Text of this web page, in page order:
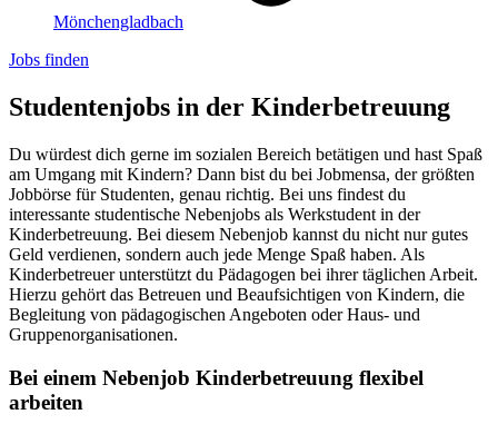
Mönchengladbach
Jobs finden
Studentenjobs in der Kinderbetreuung
Du würdest dich gerne im sozialen Bereich betätigen und hast Spaß
am Umgang mit Kindern? Dann bist du bei Jobmensa, der größten
Jobbörse für Studenten, genau richtig. Bei uns findest du
interessante studentische Nebenjobs als Werkstudent in der
Kinderbetreuung. Bei diesem Nebenjob kannst du nicht nur gutes
Geld verdienen, sondern auch jede Menge Spaß haben. Als
Kinderbetreuer unterstützt du Pädagogen bei ihrer täglichen Arbeit.
Hierzu gehört das Betreuen und Beaufsichtigen von Kindern, die
Begleitung von pädagogischen Angeboten oder Haus- und
Gruppenorganisationen.
Bei einem Nebenjob Kinderbetreuung flexibel
arbeiten